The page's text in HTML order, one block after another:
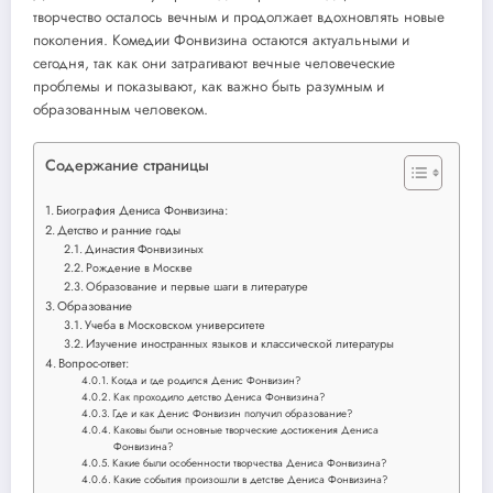
творчество осталось вечным и продолжает вдохновлять новые
поколения. Комедии Фонвизина остаются актуальными и
сегодня, так как они затрагивают вечные человеческие
проблемы и показывают, как важно быть разумным и
образованным человеком.
Содержание страницы
Биография Дениса Фонвизина:
Детство и ранние годы
Династия Фонвизиных
Рождение в Москве
Образование и первые шаги в литературе
Образование
Учеба в Московском университете
Изучение иностранных языков и классической литературы
Вопрос-ответ:
Когда и где родился Денис Фонвизин?
Как проходило детство Дениса Фонвизина?
Где и как Денис Фонвизин получил образование?
Каковы были основные творческие достижения Дениса
Фонвизина?
Какие были особенности творчества Дениса Фонвизина?
Какие события произошли в детстве Дениса Фонвизина?